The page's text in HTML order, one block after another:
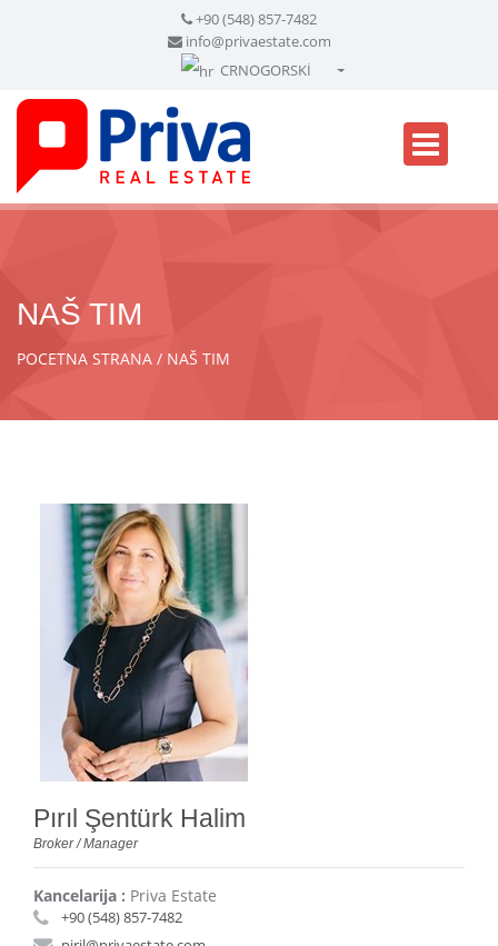
+90 (548) 857-7482
info@privaestate.com
CRNOGORSKİ
English - English
русский - Russian
فارسی - Persian
NAŠ TIM
POCETNA STRANA NAŠ TIM
Pırıl Şentürk Halim
Broker / Manager
Kancelarija : Priva Estate
+90 (548) 857-7482